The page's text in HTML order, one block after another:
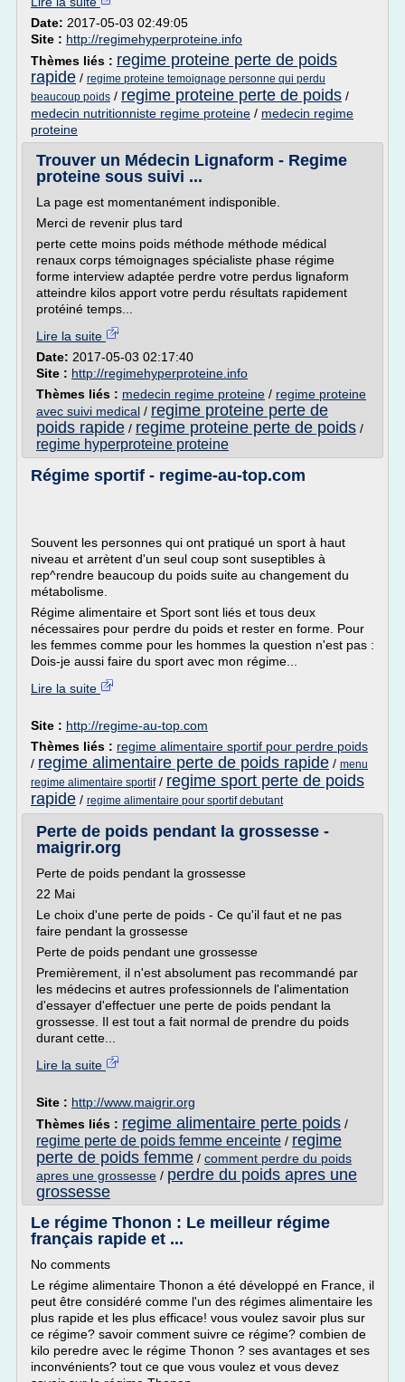
Date: 2017-05-03 02:49:05
Site : http://regimehyperproteine.info
Thèmes liés : regime proteine perte de poids
rapide / regime proteine temoignage personne qui perdu
beaucoup poids / regime proteine perte de poids /
medecin nutritionniste regime proteine / medecin regime
proteine
Trouver un Médecin Lignaform - Regime
proteine sous suivi ...
La page est momentanément indisponible.
Merci de revenir plus tard
perte cette moins poids méthode méthode médical
renaux corps témoignages spécialiste phase régime
forme interview adaptée perdre votre perdus lignaform
atteindre kilos apport votre perdu résultats rapidement
protéiné temps...
Lire la suite
Date: 2017-05-03 02:17:40
Site : http://regimehyperproteine.info
Thèmes liés : medecin regime proteine / regime proteine
avec suivi medical / regime proteine perte de
poids rapide / regime proteine perte de poids /
regime hyperproteine proteine
Régime sportif - regime-au-top.com
Souvent les personnes qui ont pratiqué un sport à haut
niveau et arrètent d'un seul coup sont suseptibles à
rep^rendre beaucoup du poids suite au changement du
métabolisme.
Régime alimentaire et Sport sont liés et tous deux
nécessaires pour perdre du poids et rester en forme. Pour
les femmes comme pour les hommes la question n'est pas :
Dois-je aussi faire du sport avec mon régime...
Lire la suite
Site : http://regime-au-top.com
Thèmes liés : regime alimentaire sportif pour perdre poids
/ regime alimentaire perte de poids rapide / menu
regime alimentaire sportif/ regime sport perte de poids
rapide / regime alimentaire pour sportif debutant
Perte de poids pendant la grossesse -
maigrir.org
Perte de poids pendant la grossesse
22 Mai
Le choix d'une perte de poids - Ce qu'il faut et ne pas
faire pendant la grossesse
Perte de poids pendant une grossesse
Premièrement, il n'est absolument pas recommandé par
les médecins et autres professionnels de l'alimentation
d'essayer d'effectuer une perte de poids pendant la
grossesse. Il est tout a fait normal de prendre du poids
durant cette...
Lire la suite
Site : http://www.maigrir.org
Thèmes liés : regime alimentaire perte poids /
regime perte de poids femme enceinte / regime
perte de poids femme / comment perdre du poids
apres une grossesse / perdre du poids apres une
grossesse
Le régime Thonon : Le meilleur régime
français rapide et ...
No comments
Le régime alimentaire Thonon a été développé en France, il
peut être considéré comme l'un des régimes alimentaire les
plus rapide et les plus efficace! vous voulez savoir plus sur
ce régime? savoir comment suivre ce régime? combien de
kilo peredre avec le régime Thonon ? ses avantages et ses
inconvénients? tout ce que vous voulez et vous devez